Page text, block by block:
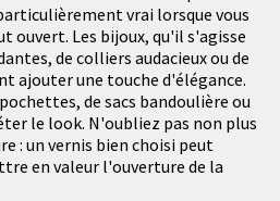
vrai lorsque vous
ouvert. Les bijoux, qu'il s'agisse
de colliers audacieux ou de
ajouter une touche d'élégance.
de sacs bandoulière ou
le look. N'oubliez pas non plus
: un vernis bien choisi peut
en valeur l'ouverture de la